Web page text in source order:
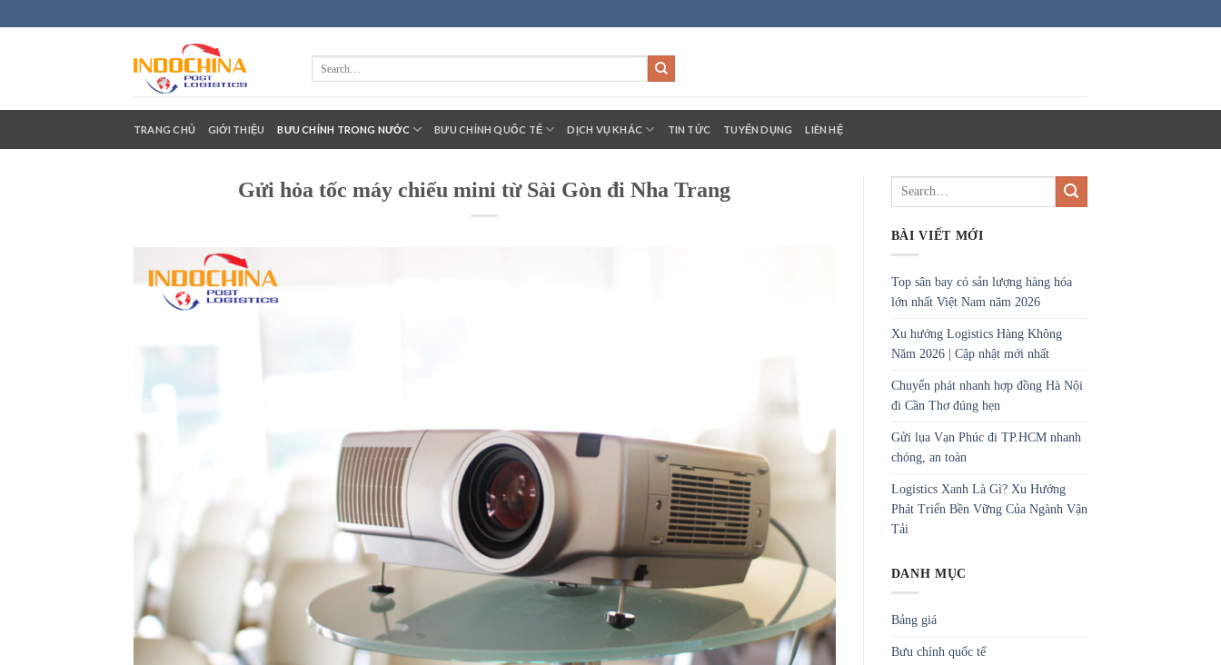
to
TRANG CHỦ GIỚI THIỆU BƯU CHÍNH TRONG NƯỚC BƯU CHÍNH QUỐC TẾ DỊCH VỤ KHÁC TIN TỨC TUYỂN DỤNG LIÊN HỆ
Gửi hỏa tốc máy chiếu mini từ Sài Gòn đi Nha Trang
BÀI VIẾT MỚI
Top sân bay có sản lượng hàng hóa
lớn nhất Việt Nam năm 2026
Xu hướng Logistics Hàng Không
Năm 2026 | Cập nhật mới nhất
Chuyển phát nhanh hợp đồng Hà Nội
đi Cần Thơ đúng hẹn
Gửi lụa Vạn Phúc đi TP.HCM nhanh
chóng, an toàn
Logistics Xanh Là Gì? Xu Hướng
Phát Triển Bền Vững Của Ngành Vận
Tải
DANH MỤC
Bảng giá
Bưu chính quốc tế